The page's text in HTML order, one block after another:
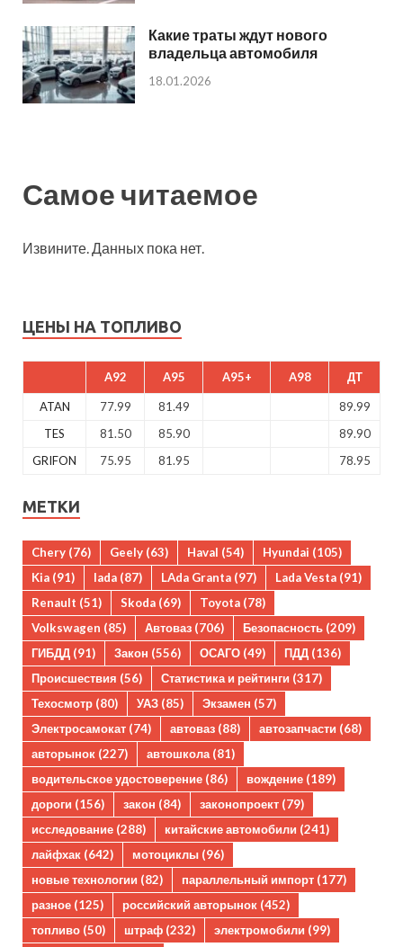
Какие траты ждут нового
владельца автомобиля
18.01.2026
Самое читаемое
Извините. Данных пока нет.
ЦЕНЫ НА ТОПЛИВО
A92 A95 A95+ A98 ДТ
ATAN 77.99 81.49
89.99
TES
81.50 85.90
89.90
GRIFON
75.95 81.95 78.95
МЕТКИ
Chery (76) Geely (63) Haval (54) Hyundai (105)
Kia (91) lada (87) LAda Granta (97) Lada Vesta (91)
Renault (51) Skoda (69) Toyota (78)
Volkswagen (85) Автоваз (706) Безопасность (209)
ГИБДД (91) Закон (556) ОСАГО (49) ПДД (136)
Происшествия (56) Статистика и рейтинги (317)
Техосмотр (80) УАЗ (85) Экзамен (57)
Электросамокат (74) автоваз (88) автозапчасти (68)
авторынок (227) автошкола(81)
водительское удостоверение (86) вождение (189)
дороги (156) закон (84) законопроект (79)
исследование (288) китайские автомобили (241)
лайфхак (642) мотоциклы (96)
новые технологии (82) параллельный импорт (177)
разное (125) российский авторынок (452)
топливо (50) штраф (232) электромобили (99)